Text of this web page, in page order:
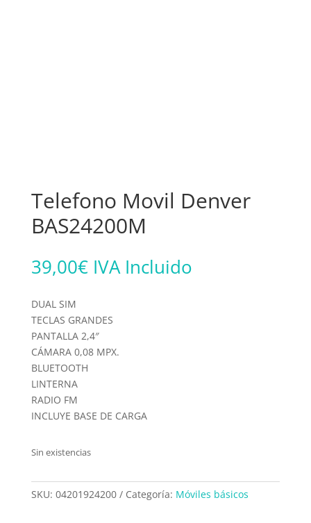
Telefono Movil Denver
BAS24200M
39,00€ IVA Incluido
DUAL SIM
TECLAS GRANDES
PANTALLA 2,4″
CÁMARA 0,08 MPX.
BLUETOOTH
LINTERNA
RADIO FM
INCLUYE BASE DE CARGA
Sin existencias
SKU: 04201924200 Categoría: Móviles básicos